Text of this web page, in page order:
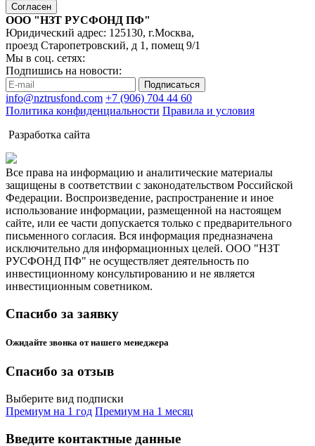
Согласен
ООО "НЗТ РУСФОНД ПФ"
Юридический адрес: 125130, г.Москва,
проезд Старопетровский, д 1, помещ 9/1
Мы в соц. сетях:
Подпишись на новости:
Подписаться
info@nztrusfond.com +7 (906) 704 44 60
Политика конфиденциальности Правила и условия
Разработка сайта
Все права на информацию и аналитические материалы
защищены в соответствии с законодательством Российской
Федерации. Воспроизведение, распространение и иное
использование информации, размещенной на настоящем
сайте, или ее части допускается только с предварительного
письменного согласия. Вся информация предназначена
исключительно для информационных целей. ООО "НЗТ
РУСФОНД ПФ" не осуществляет деятельность по
инвестиционному консультированию и не является
инвестиционным советником.
Спасибо за заявку
Ожидайте звонка от нашего менеджера
Спасибо за отзыв
Выберите вид подписки
Премиум на 1 год Премиум на 1 месяц
Введите контактные данные